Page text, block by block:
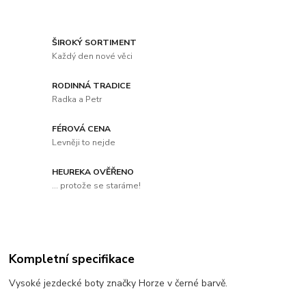
ŠIROKÝ SORTIMENT
Každý den nové věci
RODINNÁ TRADICE
Radka a Petr
FÉROVÁ CENA
Levněji to nejde
HEUREKA OVĚŘENO
... protože se staráme!
Kompletní specifikace
Vysoké jezdecké boty značky Horze v černé barvě.